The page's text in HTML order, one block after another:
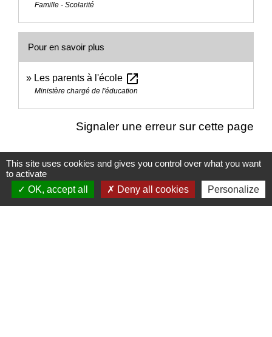
Famille - Scolarité
Pour en savoir plus
Les parents à l'école open_in_new
Ministère chargé de l'éducation
Signaler une erreur sur cette page
Nous contacter
This site uses cookies and gives you control over what you want
to activate
OK, accept all
Deny all cookies Personalize